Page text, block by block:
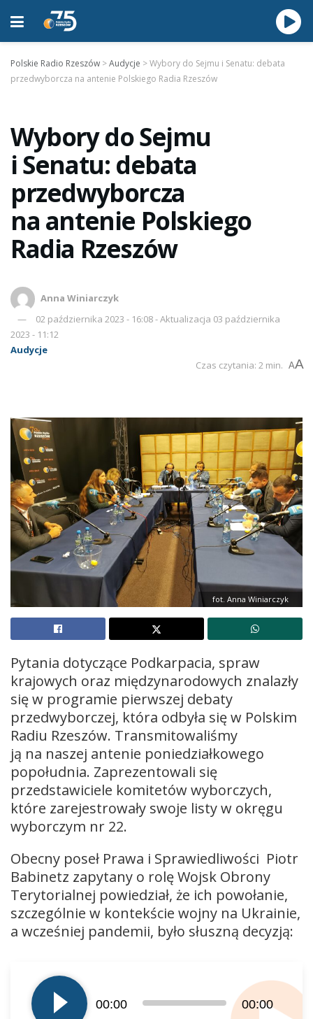
Polskie Radio Rzeszów >Audycje >Wybory do Sejmu i Senatu: debata
przedwyborcza na antenie Polskiego Radia Rzeszów
Wybory do Sejmu
i Senatu: debata
przedwyborcza
na antenie Polskiego
Radia Rzeszów
Anna Winiarczyk
02 października 2023 - 16:08 - Aktualizacja 03 października
2023 - 11:12
Audycje
Czas czytania: 2 min. AA
fot. Anna Winiarczyk
Pytania dotyczące Podkarpacia, spraw
krajowych oraz międzynarodowych znalazły
się w programie pierwszej debaty
przedwyborczej, która odbyła się w Polskim
Radiu Rzeszów. Transmitowaliśmy
ją na naszej antenie poniedziałkowego
popołudnia. Zaprezentowali się
przedstawiciele komitetów wyborczych,
które zarejestrowały swoje listy w okręgu
wyborczym nr 22.
Obecny poseł Prawa i Sprawiedliwości Piotr
Babinetz zapytany o rolę Wojsk Obrony
Terytorialnej powiedział, że ich powołanie,
szczególnie w kontekście wojny na Ukrainie,
a wcześniej pandemii, było słuszną decyzją:
plików
dźwiękowych
00:00 00:00